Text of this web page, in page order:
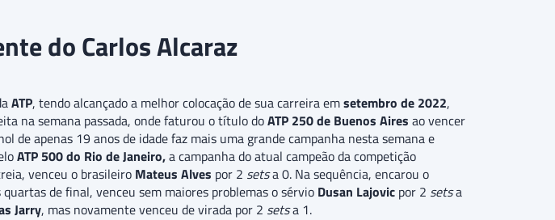
do Carlos Alcaraz
ATP, tendo alcançado a melhor colocação de sua carreira emsetembro de 2022,
na semana passada, onde faturou o título doATP 250 de Buenos Aires ao vencer
de apenas 19 anos de idade faz mais uma grande campanha nesta semana e
ATP 500 do Rio de Janeiro,a campanha do atual campeão da competição
venceu o brasileiro Mateus Alves por 2 setsa 0. Na sequência, encarou o
de final, venceu sem maiores problemas o sérvio Dusan Lajovic por 2 setsa
Jarry, mas novamente venceu de virada por 2 setsa 1.